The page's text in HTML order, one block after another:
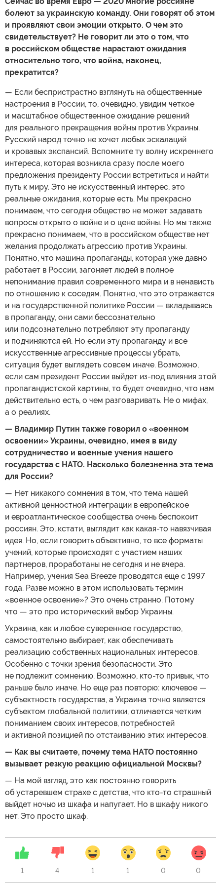
болеют за украинскую команду. Они говорят об этом
и проявляют свои эмоции открыто. О чем это
свидетельствует? Не говорит ли это о том, что
в российском обществе нарастают ожидания
относительно того, что война, наконец,
прекратится?
— Если беспристрастно взглянуть на общественные
настроения в России, то, очевидно, увидим четкое
и масштабное общественное ожидание решений
для реального прекращения войны против Украины.
Русский народ точно не хочет любых эскалаций
и кровавых экспансий. Вспомните ту волну искреннего
интереса, которая возникла сразу после моего
предложения президенту России встретиться и найти
путь к миру. Это не искусственный интерес, это
реальные ожидания, которые есть. Мы прекрасно
понимаем, что сегодня общество не может задавать
вопросы открыто о войне и о цене войны. Но мы также
прекрасно понимаем, что в российском обществе нет
желания продолжать агрессию против Украины.
Понятно, что машина пропаганды, которая уже давно
работает в России, загоняет людей в полное
непонимание правил современного мира и в ненависть
по отношению к соседям. Понятно, что это отражается
и на государственной политике России — вкладываясь
в пропаганду, они сами бессознательно
или подсознательно потребляют эту пропаганду
и подчиняются ей. Но если эту пропаганду и все
искусственные агрессивные процессы убрать,
ситуация будет выглядеть совсем иначе. Возможно,
если сам президент России выйдет из-под влияния этой
пропагандистской картины, то будет очевидно, что нам
действительно есть, о чем разговаривать. Не о мифах,
а о реалиях.
— Владимир Путин также говорил о «военном
освоении» Украины, очевидно, имея в виду
сотрудничество и военные учения нашего
государства с НАТО. Насколько болезненна эта тема
для России?
— Нет никакого сомнения в том, что тема нашей
активной ценностной интеграции в европейское
и евроатлантическое сообщества очень беспокоит
россиян. Это, кстати, выглядит как какая-то навязчивая
идея. Но, если говорить объективно, то все форматы
учений, которые происходят с участием наших
партнеров, проработаны не сегодня и не вчера.
Например, учения Sea Breeze проводятся еще с 1997
года. Разве можно в этом использовать термин
«военное освоение»? Это очень странно. Потому
что — это про исторический выбор Украины.
Украина, как и любое суверенное государство,
самостоятельно выбирает, как обеспечивать
реализацию собственных национальных интересов.
Особенно с точки зрения безопасности. Это
не подлежит сомнению. Возможно, кто-то привык, что
раньше было иначе. Но еще раз повторю: ключевое —
субъектность государства, а Украина точно является
субъектом глобальной политики, отличается четким
пониманием своих интересов, потребностей
и активной позицией по отстаиванию этих интересов.
— Как вы считаете, почему тема НАТО постоянно
вызывает резкую реакцию официальной Москвы?
— На мой взгляд, это как постоянно говорить
об устаревшем страхе с детства, что кто-то страшный
выйдет ночью из шкафа и напугает. Но в шкафу никого
нет. Это просто шкаф.
1 4 1 1 0 0